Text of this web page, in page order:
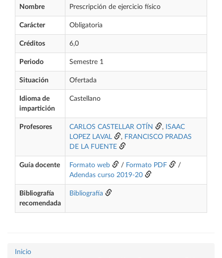
Nombre Prescripción de ejercicio físico
Carácter Obligatoria
Créditos 6,0
Periodo Semestre 1
Situación Ofertada
Idioma de
impartición
Castellano
Profesores CARLOS CASTELLAR OTÍN , ISAAC
LOPEZ LAVAL
, FRANCISCO PRADAS
DE LA FUENTE
Guía docente Formato web / Formato PDF
/
Adendas curso 2019-20
Bibliografía
recomendada
Bibliografía
Inicio